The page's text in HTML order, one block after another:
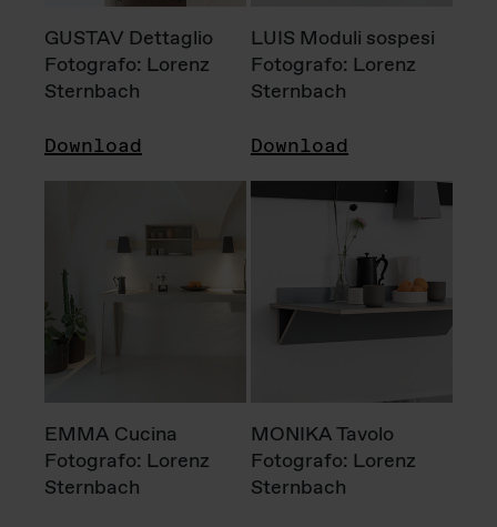
GUSTAV Dettaglio
Fotografo: Lorenz
Sternbach
Download
LUIS Moduli sospesi
Fotografo: Lorenz
Sternbach
Download
EMMA Cucina
Fotografo: Lorenz
Sternbach
MONIKA Tavolo
Fotografo: Lorenz
Sternbach